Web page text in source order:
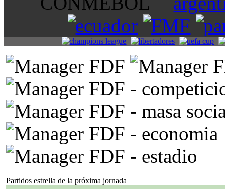
Partidos estrella de la próxima jornada